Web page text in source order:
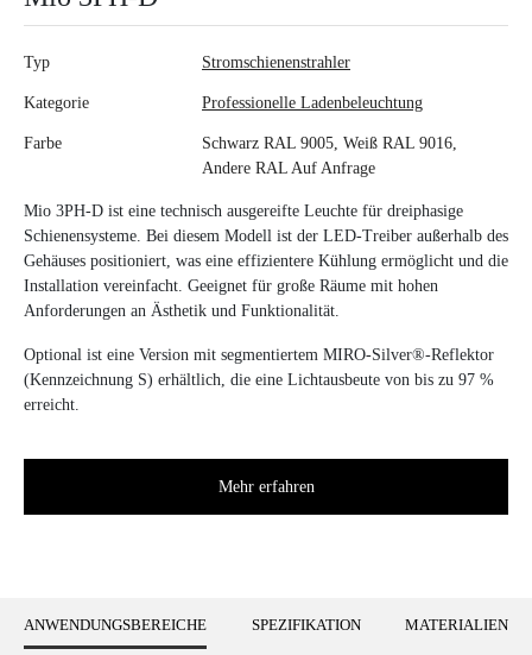
Typ Stromschienenstrahler
Kategorie Professionelle Ladenbeleuchtung
Farbe
Schwarz RAL 9005, Weiß RAL 9016,
Andere RAL Auf Anfrage
Mio 3PH-D ist eine technisch ausgereifte Leuchte für dreiphasige
Schienensysteme. Bei diesem Modell ist der LED-Treiber außerhalb des
Gehäuses positioniert, was eine effizientere Kühlung ermöglicht und die
Installation vereinfacht. Geeignet für große Räume mit hohen
Anforderungen an Ästhetik und Funktionalität.
Optional ist eine Version mit segmentiertem MIRO-Silver®-Reflektor
(Kennzeichnung S) erhältlich, die eine Lichtausbeute von bis zu 97 %
erreicht.
Mehr erfahren
ANWENDUNGSBEREICHE SPEZIFIKATION MATERIALIEN